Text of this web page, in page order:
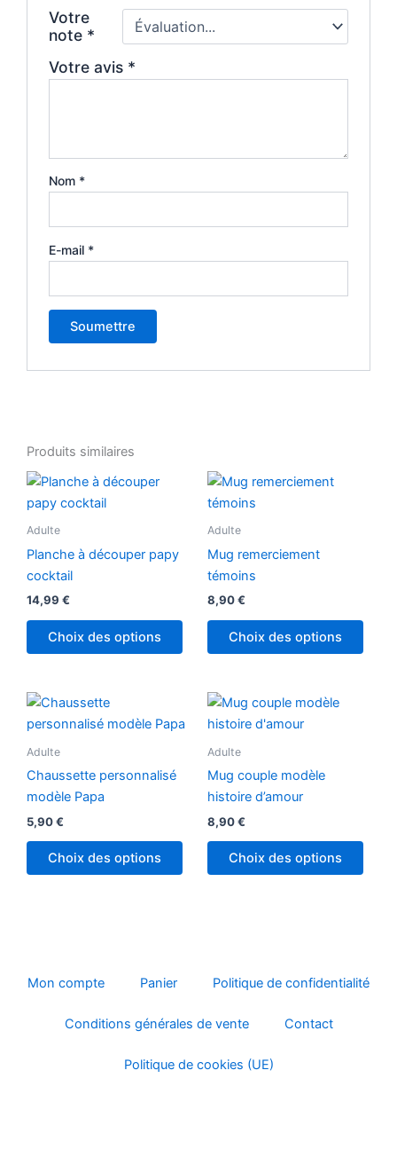
Votre
note *
Votre avis *
Nom *
E-mail *
Produits similaires
Adulte
Planche à découper papy
cocktail
14,99 €
Choix des options
Adulte
Mug remerciement
témoins
8,90€
Choix des options
Adulte
Chaussette personnalisé
modèle Papa
5,90€
Choix des options
produit
variations.
options
peuvent
être
Adulte
Mug couple modèle
histoire d’amour
8,90€
Choix des options
être
du
Mon compte Panier Politique de confidentialité
Conditions générales de vente Contact
Politique de cookies (UE)